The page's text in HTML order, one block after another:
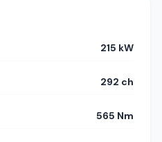
215 kW
292 ch
565 Nm